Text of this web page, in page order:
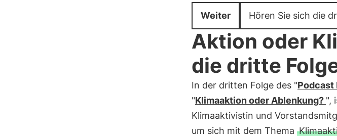
Weiter
Hören Sie sich die
Aktion oder
die dritte
In der dritten Folge des "Podcast
"Klimaaktion oder Ablenkung? ",
Klimaaktivistin und
um sich mit dem Thema